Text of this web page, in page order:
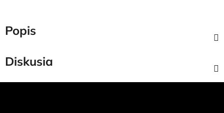
Popis
Diskusia